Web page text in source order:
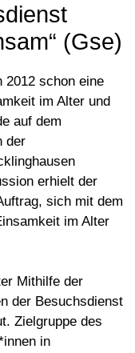
(Gse)
2012 schon eine
im Alter und
auf dem
der
erhielt der
sich mit dem
im Alter
Mithilfe der
der Besuchsdienst
Zielgruppe des
in